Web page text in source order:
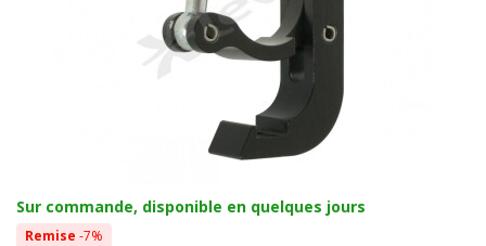
Sur commande, disponible en quelques jours
Remise -7%